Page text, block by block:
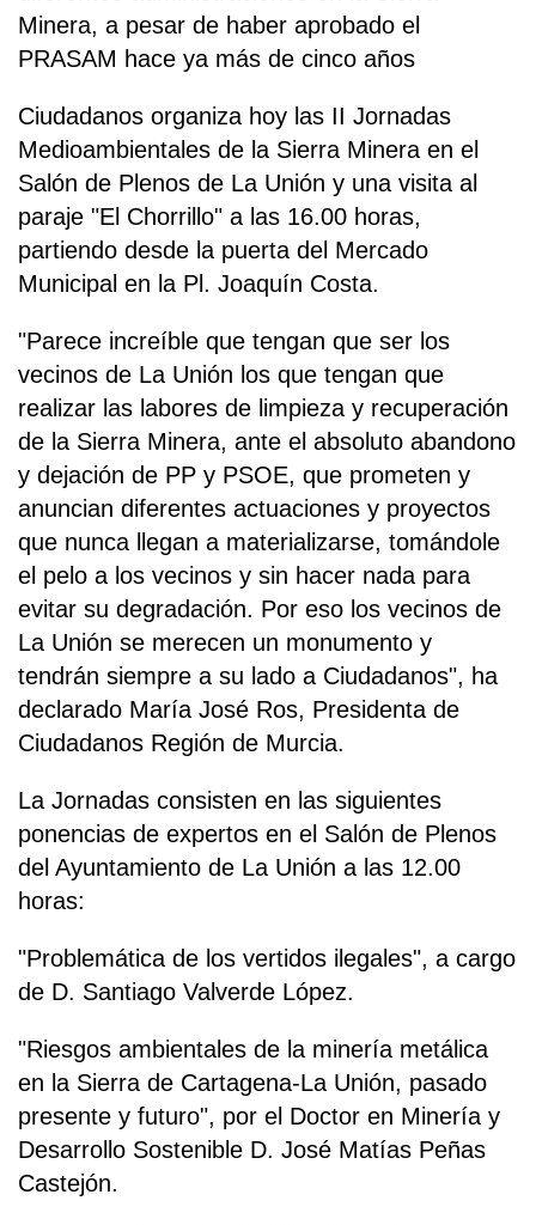
Minera, a pesar de haber aprobado el
PRASAM hace ya más de cinco años
Ciudadanos organiza hoy las II Jornadas
Medioambientales de la Sierra Minera en el
Salón de Plenos de La Unión y una visita al
paraje "El Chorrillo" a las 16.00 horas,
partiendo desde la puerta del Mercado
Municipal en la Pl. Joaquín Costa.
"Parece increíble que tengan que ser los
vecinos de La Unión los que tengan que
realizar las labores de limpieza y recuperación
de la Sierra Minera, ante el absoluto abandono
y dejación de PP y PSOE, que prometen y
anuncian diferentes actuaciones y proyectos
que nunca llegan a materializarse, tomándole
el pelo a los vecinos y sin hacer nada para
evitar su degradación. Por eso los vecinos de
La Unión se merecen un monumento y
tendrán siempre a su lado a Ciudadanos", ha
declarado María José Ros, Presidenta de
Ciudadanos Región de Murcia.
La Jornadas consisten en las siguientes
ponencias de expertos en el Salón de Plenos
del Ayuntamiento de La Unión a las 12.00
horas:
"Problemática de los vertidos ilegales", a cargo
de D. Santiago Valverde López.
"Riesgos ambientales de la minería metálica
en la Sierra de Cartagena-La Unión, pasado
presente y futuro", por el Doctor en Minería y
Desarrollo Sostenible D. José Matías Peñas
Castejón.